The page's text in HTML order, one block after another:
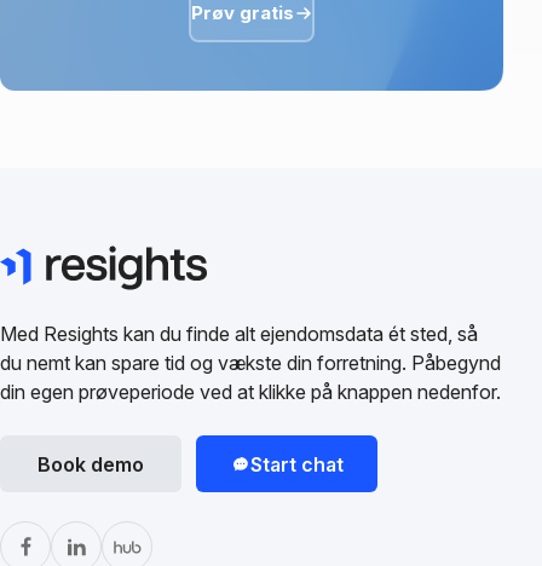
Prøv gratis
Med Resights kan du finde alt ejendomsdata ét sted, så
du nemt kan spare tid og vækste din forretning. Påbegynd
din egen prøveperiode ved at klikke på knappen nedenfor.
Book demo Start chat